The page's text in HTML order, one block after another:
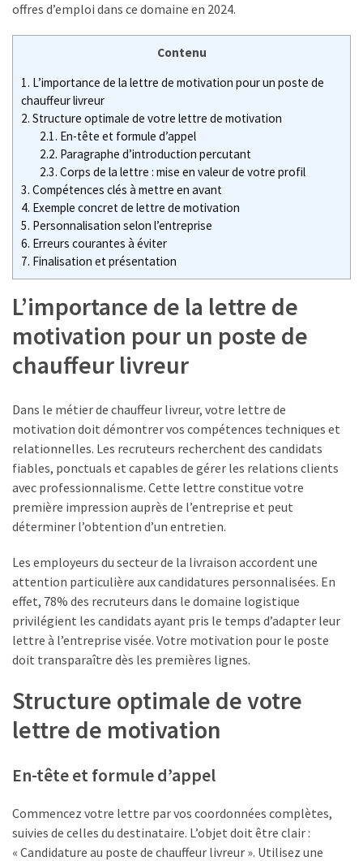
coude
combien
temps
quelles
démarches
MDPH
impôt
sur
revenu
quels
avantages
comment
les
déclarer
MOST
USED
CATEGORIES
Métiers
Ressources
humaines
offres d’emploi dans ce domaine en 2024.
Contenu
1. L’importance de la lettre de motivation pour un poste de
chauffeur livreur
2. Structure optimale de votre lettre de motivation
2.1. En-tête et formule d’appel
2.2. Paragraphe d’introduction percutant
2.3. Corps de la lettre : mise en valeur de votre profil
3. Compétences clés à mettre en avant
4. Exemple concret de lettre de motivation
5. Personnalisation selon l’entreprise
6. Erreurs courantes à éviter
7. Finalisation et présentation
L’importance de la lettre de
motivation pour un poste de
chauffeur livreur
Dans le métier de chauffeur livreur, votre lettre de
motivation doit démontrer vos compétences techniques et
relationnelles. Les recruteurs recherchent des candidats
fiables, ponctuals et capables de gérer les relations clients
avec professionnalisme. Cette lettre constitue votre
première impression auprès de l’entreprise et peut
déterminer l’obtention d’un entretien.
Les employeurs du secteur de la livraison accordent une
attention particulière aux candidatures personnalisées. En
effet, 78% des recruteurs dans le domaine logistique
privilégient les candidats ayant pris le temps d’adapter leur
lettre à l’entreprise visée. Votre motivation pour le poste
doit transparaître dès les premières lignes.
Structure optimale de votre
lettre de motivation
En-tête et formule d’appel
Commencez votre lettre par vos coordonnées complètes,
suivies de celles du destinataire. L’objet doit être clair :
« Candidature au poste de chauffeur livreur ». Utilisez une